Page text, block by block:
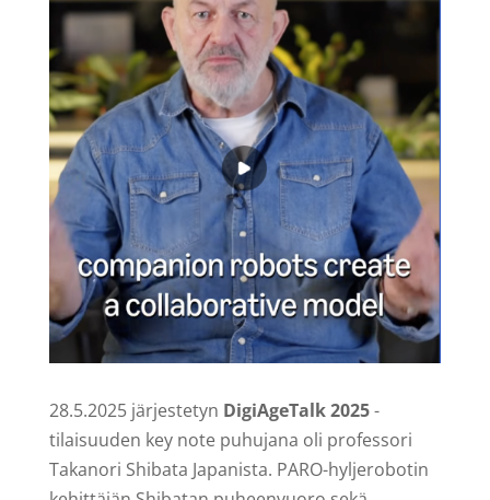
28.5.2025 järjestetyn DigiAgeTalk 2025-
tilaisuuden key note puhujana oli professori
Takanori Shibata Japanista. PARO-hyljerobotin